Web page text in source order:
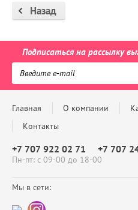
Назад
Подписаться на рассылку
Главная О компании
Контакты
+7 707 922 02 71 +7 707
Пн-пт: с 09-00 до 18-00
Мы в сети: